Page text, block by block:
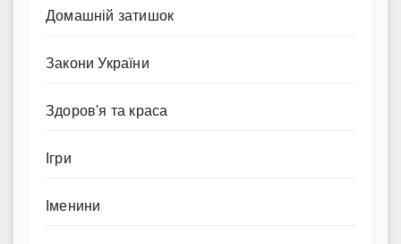
Домашній затишок
Закони України
Здоров'я та краса
Ігри
Іменини